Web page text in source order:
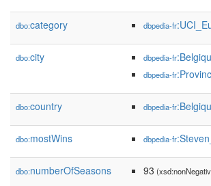
dbo:category dbpedia-fr
dbo:city dbpedia-fr
dbpedia-fr
dbo:country dbpedia-fr
dbo:mostWins dbpedia-fr
dbo:numberOfSeasons 93